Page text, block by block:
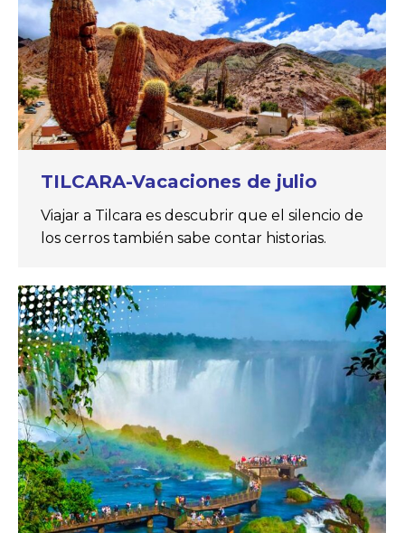
TILCARA-Vacaciones de julio
Viajar a Tilcara es descubrir que el silencio de
los cerros también sabe contar historias.